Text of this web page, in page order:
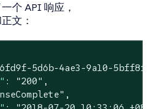
个 API 响应，
文：
5d6b-4ae3-9a10-
: "200" ,
,